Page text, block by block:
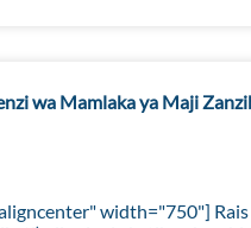
wa Mamlaka ya Maji
width="750"]